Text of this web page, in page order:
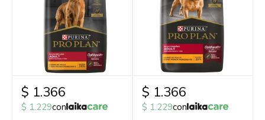
$ 1.366
$ 1.229con
$ 1.366
$ 1.229con